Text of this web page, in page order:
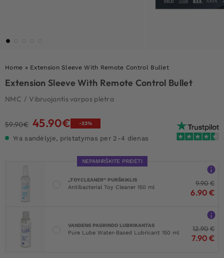
Home » Extension Sleeve With Remote Control Bullet
Extension Sleeve With Remote Control Bullet
NMC / Vibruojantis varpos plėtra
59.90€ Original
was:
45.90€Current
45.90€.
-23%
Yra sandėlyje, pristatymas per 2-4 dienas
NEPAMIRŠKITE PRIDĖTI
„TOYCLEANER“ PURŠKIKLIS
Antibacterial Toy Cleaner 150 ml
9.90€
6.90 €
VANDENS PAGRINDO LUBRIKANTAS
Pure Lube Water-Based Lubricant 150 ml
12.90€
7.90 €